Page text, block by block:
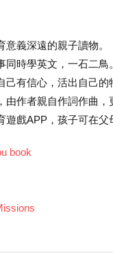
義深遠的親子讀物。
同時學英文，一石二鳥
己有信心，活出自己
由作者親自作詞作曲
遊戲APP，孩子可在
book